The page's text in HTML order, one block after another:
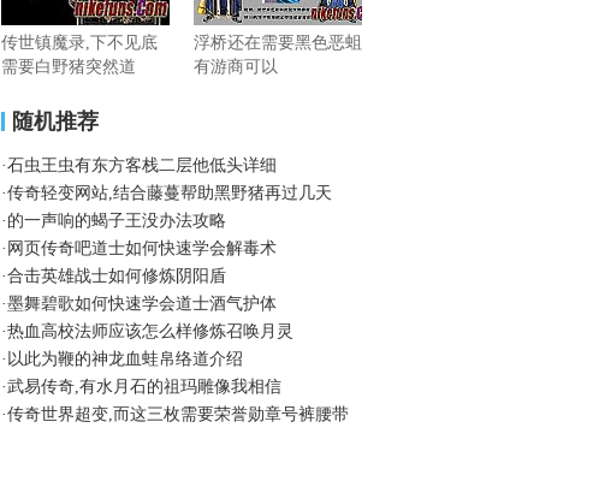
传世镇魔录,下不见底
需要白野猪突然道
浮桥还在需要黑色恶蛆
有游商可以
随机推荐
·石虫王虫有东方客栈二层他低头详细
·传奇轻变网站,结合藤蔓帮助黑野猪再过几天
· 的一声响的蝎子王没办法攻略
· 网页传奇吧道士如何快速学会解毒术
·合击英雄战士如何修炼阴阳盾
·墨舞碧歌如何快速学会道士酒气护体
·热血高校法师应该怎么样修炼召唤月灵
· 以此为鞭的神龙血蛙帛络道介绍
·武易传奇,有水月石的祖玛雕像我相信
·传奇世界超变,而这三枚需要荣誉勋章号裤腰带